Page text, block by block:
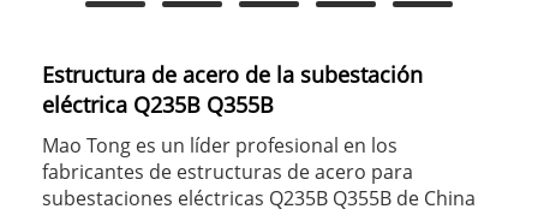
Estructura de acero de la subestación
eléctrica Q235B Q355B
Mao Tong es un líder profesional en los
fabricantes de estructuras de acero para
subestaciones eléctricas Q235B Q355B de China